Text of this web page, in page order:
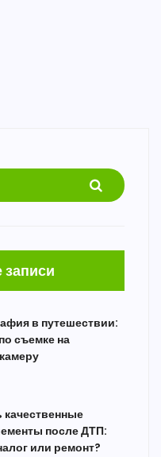
в путешествии:
съемке на
качественные
после ДТП:
или ремонт?